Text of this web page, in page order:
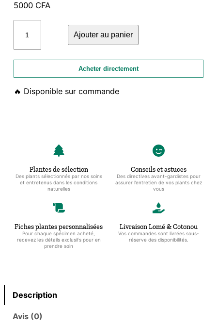
5000 CFA
Disponible sur commande
Marjolaine+pot
noir
Ajouter au panier
Acheter directement
Plantes de sélection
Des plants sélectionnés par nos soins
et entretenus dans les conditions
naturelles
Conseils et astuces
Des directives avant-gardistes pour
assurer l’entretien de vos plants chez
vous
Fiches plantes personnalisées
Pour chaque spécimen acheté,
recevez les détails exclusifs pour en
prendre soin
Livraison Lomé & Cotonou
Vos commandes sont livrées sous-
réserve des disponibilités.
Description
Avis (0)